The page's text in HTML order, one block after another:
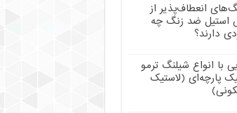
انعطاف‌پذیر از
استیل ضد زنگ چه
دارند؟
با انواع شیلنگ ترمو
پارچه‌ای (لاستیک